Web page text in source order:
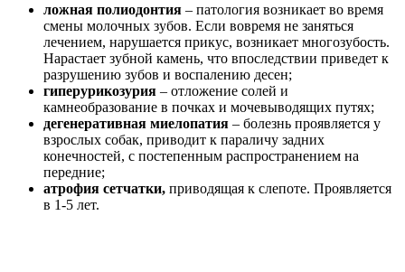
ложная полиодонтия – патология возникает во время
смены молочных зубов. Если вовремя не заняться
лечением, нарушается прикус, возникает многозубость.
Нарастает зубной камень, что впоследствии приведет к
разрушению зубов и воспалению десен;
гиперурикозурия – отложение солей и
камнеобразование в почках и мочевыводящих путях;
дегенеративная миелопатия – болезнь проявляется у
взрослых собак, приводит к параличу задних
конечностей, с постепенным распространением на
передние;
атрофия сетчатки, приводящая к слепоте. Проявляется
в 1-5 лет.